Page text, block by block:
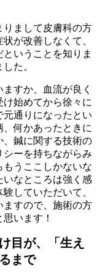
りまして皮膚科の方
が改善しなくて、
いうことを知りま
た。
すか、血流が良く
始めてから徐々に
通りになったとい
、何かあったときに
、鍼に関する技術の
シーを持ちながらみ
うここしかないな
いなところは強く感
していただいて、
ますので、施術の方
います！
目が、「生え
まで